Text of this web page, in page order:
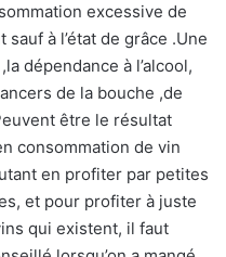
excessive de
à l’état de grâce .Une
dépendance à l’alcool,
de la bouche ,de
être le résultat
consommation de vin
en profiter par petites
et pour profiter à juste
qui existent, il faut